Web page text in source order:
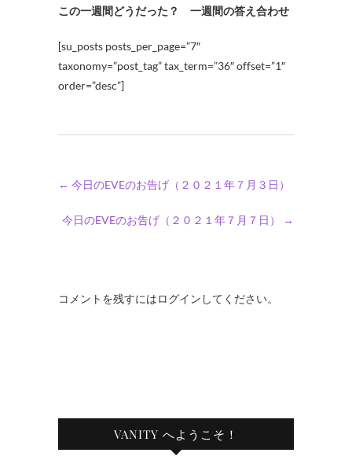
この一週間どうだった？ 一週間の答え合わせ
[su_posts posts_per_page=”7″
taxonomy=”post_tag” tax_term=”36″ offset=”1″
order=”desc”]
← 今日のEVEのお告げ（２０２１年７月３日）
今日のEVEのお告げ（２０２１年７月７日） →
コメントを残すにはログインしてください。
VANITY へようこそ！